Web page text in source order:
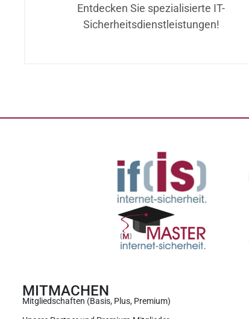
Entdecken Sie spezialisierte IT-
Sicherheitsdienstleistungen!
MITMACHEN
Mitgliedschaften (Basis, Plus, Premium)